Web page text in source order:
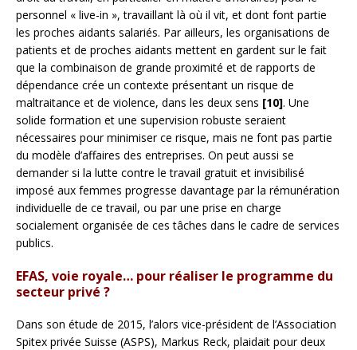
personnel « live-in », travaillant là où il vit, et dont font partie
les proches aidants salariés. Par ailleurs, les organisations de
patients et de proches aidants mettent en gardent sur le fait
que la combinaison de grande proximité et de rapports de
dépendance crée un contexte présentant un risque de
maltraitance et de violence, dans les deux sens [10]. Une
solide formation et une supervision robuste seraient
nécessaires pour minimiser ce risque, mais ne font pas partie
du modèle d’affaires des entreprises. On peut aussi se
demander si la lutte contre le travail gratuit et invisibilisé
imposé aux femmes progresse davantage par la rémunération
individuelle de ce travail, ou par une prise en charge
socialement organisée de ces tâches dans le cadre de services
publics.
EFAS, voie royale… pour réaliser le programme du
secteur privé ?
Dans son étude de 2015, l’alors vice-président de l’Association
Spitex privée Suisse (ASPS), Markus Reck, plaidait pour deux